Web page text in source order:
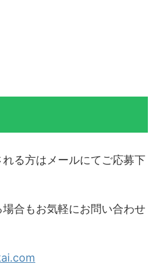
る方はメールにてご応募下
合もお気軽にお問い合わせ